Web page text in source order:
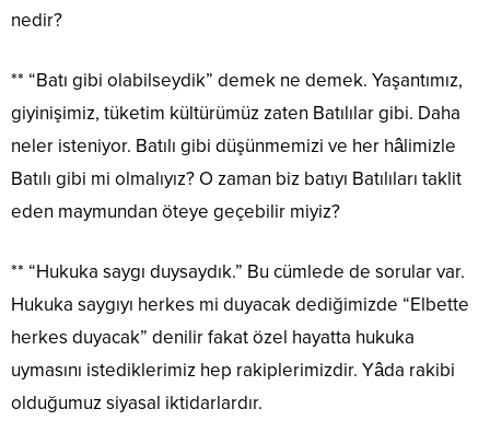
nedir?
** “Batı gibi olabilseydik” demek ne demek. Yaşantımız,
giyinişimiz, tüketim kültürümüz zaten Batılılar gibi. Daha
neler isteniyor. Batılı gibi düşünmemizi ve her hâlimizle
Batılı gibi mi olmalıyız? O zaman biz batıyı Batılıları taklit
eden maymundan öteye geçebilir miyiz?
** “Hukuka saygı duysaydık.” Bu cümlede de sorular var.
Hukuka saygıyı herkes mi duyacak dediğimizde “Elbette
herkes duyacak” denilir fakat özel hayatta hukuka
uymasını istediklerimiz hep rakiplerimizdir. Yâda rakibi
olduğumuz siyasal iktidarlardır.